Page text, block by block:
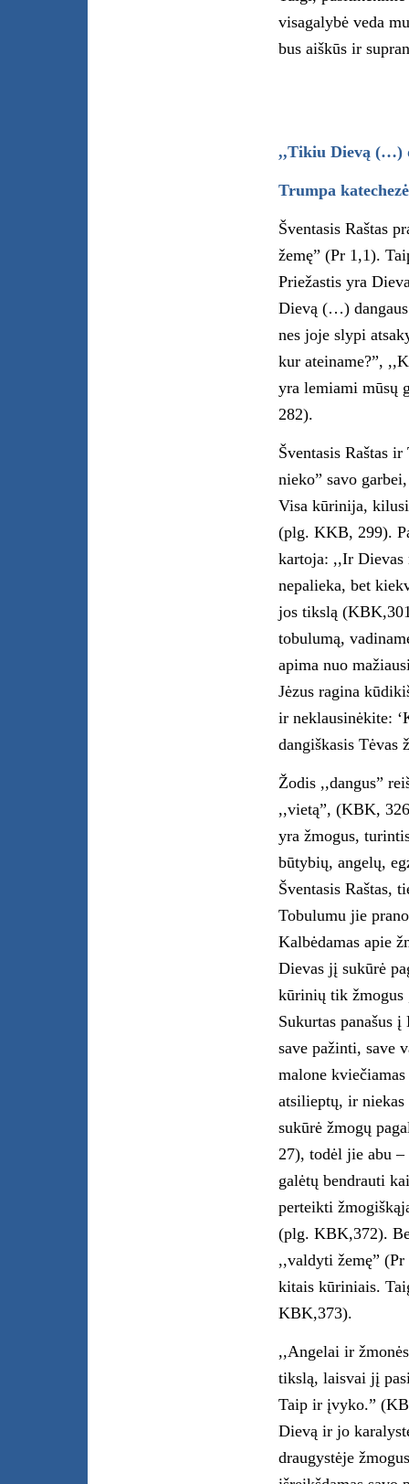
visagalybė veda
bus aiškūs ir
,,Tikiu Dievą (…)
Trumpa
Šventasis Raštas
žemę” (Pr 1,1).
Priežastis yra
Dievą (…) dangaus
nes joje slypi
kur ateiname?”,
yra lemiami mūsų
282).
Šventasis Raštas
nieko” savo
Visa kūrinija,
(plg. KKB, 299).
kartoja: ,,Ir Dievas
nepalieka, bet
jos tikslą
tobulumą,
apima nuo
Jėzus ragina
ir neklausinėkite:
dangiškasis
Žodis ,,dangus”
,,vietą”, (KBK,
yra žmogus,
būtybių, angelų,
Šventasis Raštas,
Tobulumu jie
Kalbėdamas apie
Dievas jį sukūrė
kūrinių tik žmogus
Sukurtas panašus
save pažinti, save
malone
atsilieptų, ir
sukūrė žmogų
27), todėl jie abu
galėtų bendrauti
perteikti
(plg. KBK,372).
,,valdyti žemę”
kitais kūriniais.
KBK,373).
,,Angelai ir
tikslą, laisvai jį
Taip ir įvyko.”
Dievą ir jo
draugystėje